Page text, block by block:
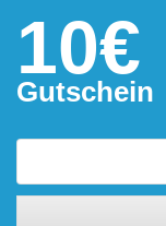
10€
Gutschein